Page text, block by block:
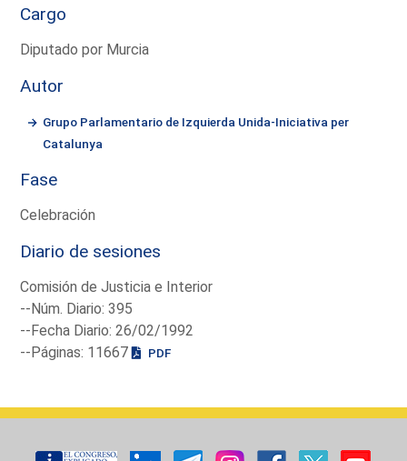
Cargo
Diputado por Murcia
Autor
Grupo Parlamentario de Izquierda Unida-Iniciativa per
Catalunya
Fase
Celebración
Diario de sesiones
Comisión de Justicia e Interior
--Núm. Diario: 395
--Fecha Diario: 26/02/1992
--Páginas: 11667
PDF